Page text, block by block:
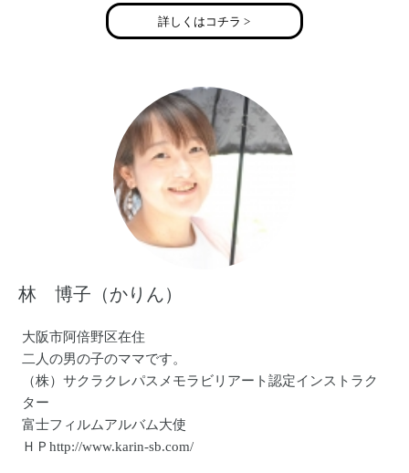
H.P. www.seedling-ec.com
blog http://ameblo.jp/naecat/
詳しくはコチラ >
林 博子（かりん）
大阪市阿倍野区在住
二人の男の子のママです。
（株）サクラクレパスメモラビリアート認定インストラク
ター
富士フィルムアルバム大使
ＨＰhttp://www.karin-sb.com/